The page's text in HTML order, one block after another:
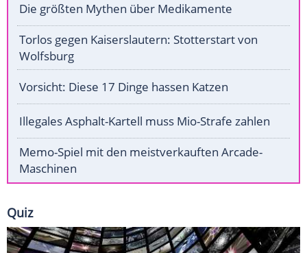
Die größten Mythen über Medikamente
Torlos gegen Kaiserslautern: Stotterstart von
Wolfsburg
Vorsicht: Diese 17 Dinge hassen Katzen
Illegales Asphalt-Kartell muss Mio-Strafe zahlen
Memo-Spiel mit den meistverkauften Arcade-
Maschinen
Quiz